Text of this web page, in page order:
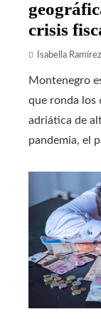
crisis
Isabella Ramírez
Montenegro
que ronda los
adriática de
pandemia, el